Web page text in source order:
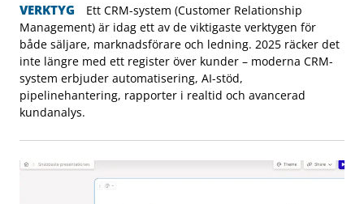
VERKTYG
Ett CRM-system (Customer Relationship
Management) är idag ett av de viktigaste verktygen för
både säljare, marknadsförare och ledning. 2025 räcker det
inte längre med ett register över kunder – moderna CRM-
system erbjuder automatisering, AI-stöd,
pipelinehantering, rapporter i realtid och avancerad
kundanalys.